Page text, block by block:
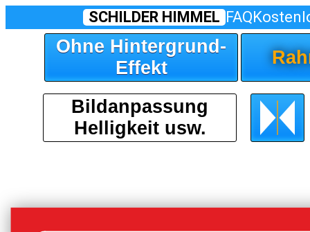
SCHILDER HIMMEL FAQ
Ohne Hintergrund-
Effekt
Bildanpassung
Helligkeit usw.